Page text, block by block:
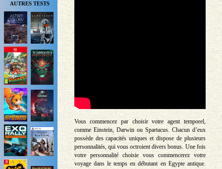
AUTRES TESTS
Vous commencez par choisir votre agent temporel,
comme Einstein, Darwin ou Spartacus. Chacun d’eux
possède des capacités uniques et dispose de plusieurs
personnalités, qui vous octroient divers bonus. Une fois
votre personnalité choisie vous commencerez votre
voyage dans le temps en débutant en Egypte antique.